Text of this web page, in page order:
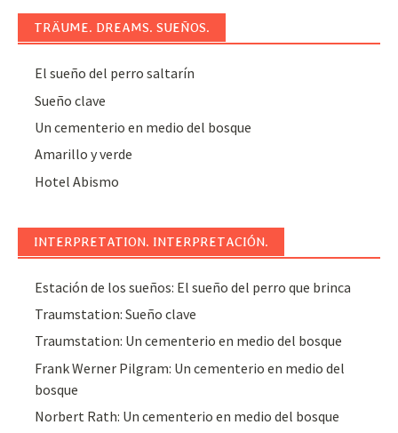
TRÄUME. DREAMS. SUEÑOS.
El sueño del perro saltarín
Sueño clave
Un cementerio en medio del bosque
Amarillo y verde
Hotel Abismo
INTERPRETATION. INTERPRETACIÓN.
Estación de los sueños: El sueño del perro que brinca
Traumstation: Sueño clave
Traumstation: Un cementerio en medio del bosque
Frank Werner Pilgram: Un cementerio en medio del
bosque
Norbert Rath: Un cementerio en medio del bosque